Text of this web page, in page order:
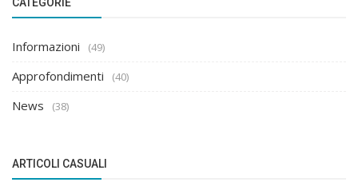
Informazioni (49)
Approfondimenti (40)
News (38)
ARTICOLI CASUALI